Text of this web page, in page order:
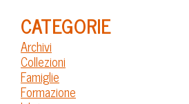
CATEGORIE
Archivi
Collezioni
Famiglie
Formazione